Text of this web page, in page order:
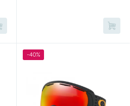
-40%